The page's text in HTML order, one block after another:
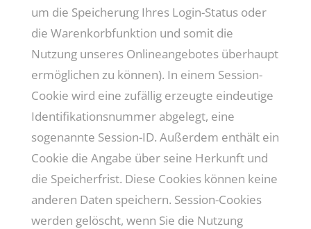
um die Speicherung Ihres Login-Status oder
die Warenkorbfunktion und somit die
Nutzung unseres Onlineangebotes überhaupt
ermöglichen zu können). In einem Session-
Cookie wird eine zufällig erzeugte eindeutige
Identifikationsnummer abgelegt, eine
sogenannte Session-ID. Außerdem enthält ein
Cookie die Angabe über seine Herkunft und
die Speicherfrist. Diese Cookies können keine
anderen Daten speichern. Session-Cookies
werden gelöscht, wenn Sie die Nutzung